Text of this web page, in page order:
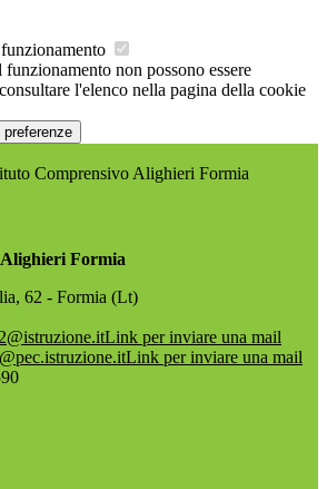
non possono essere
l'elenco nella pagina della cookie
Comprensivo Alighieri Formia
Formia
62 - Formia (Lt)
Link per inviare una mail
Link per inviare una mail